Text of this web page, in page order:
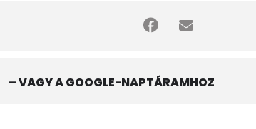
– VAGY A GOOGLE-NAPTÁRAMHOZ